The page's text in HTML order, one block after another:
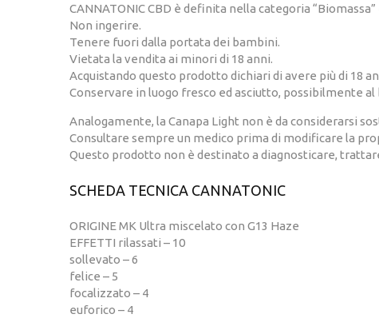
CANNATONIC CBD è definita nella categoria
Non ingerire.
Tenere fuori dalla portata dei bambini.
Vietata la vendita ai minori di 18 anni.
Acquistando questo prodotto dichiari di avere più di 18
Conservare in luogo fresco ed asciutto, possibilmente al
Analogamente, la Canapa Light non è da considerarsi
Consultare sempre un medico prima di modificare la
Questo prodotto non è destinato a diagnosticare,
SCHEDA TECNICA CANNATONIC
ORIGINE MK Ultra miscelato con G13 Haze
EFFETTI rilassati – 10
sollevato – 6
felice – 5
focalizzato – 4
euforico – 4